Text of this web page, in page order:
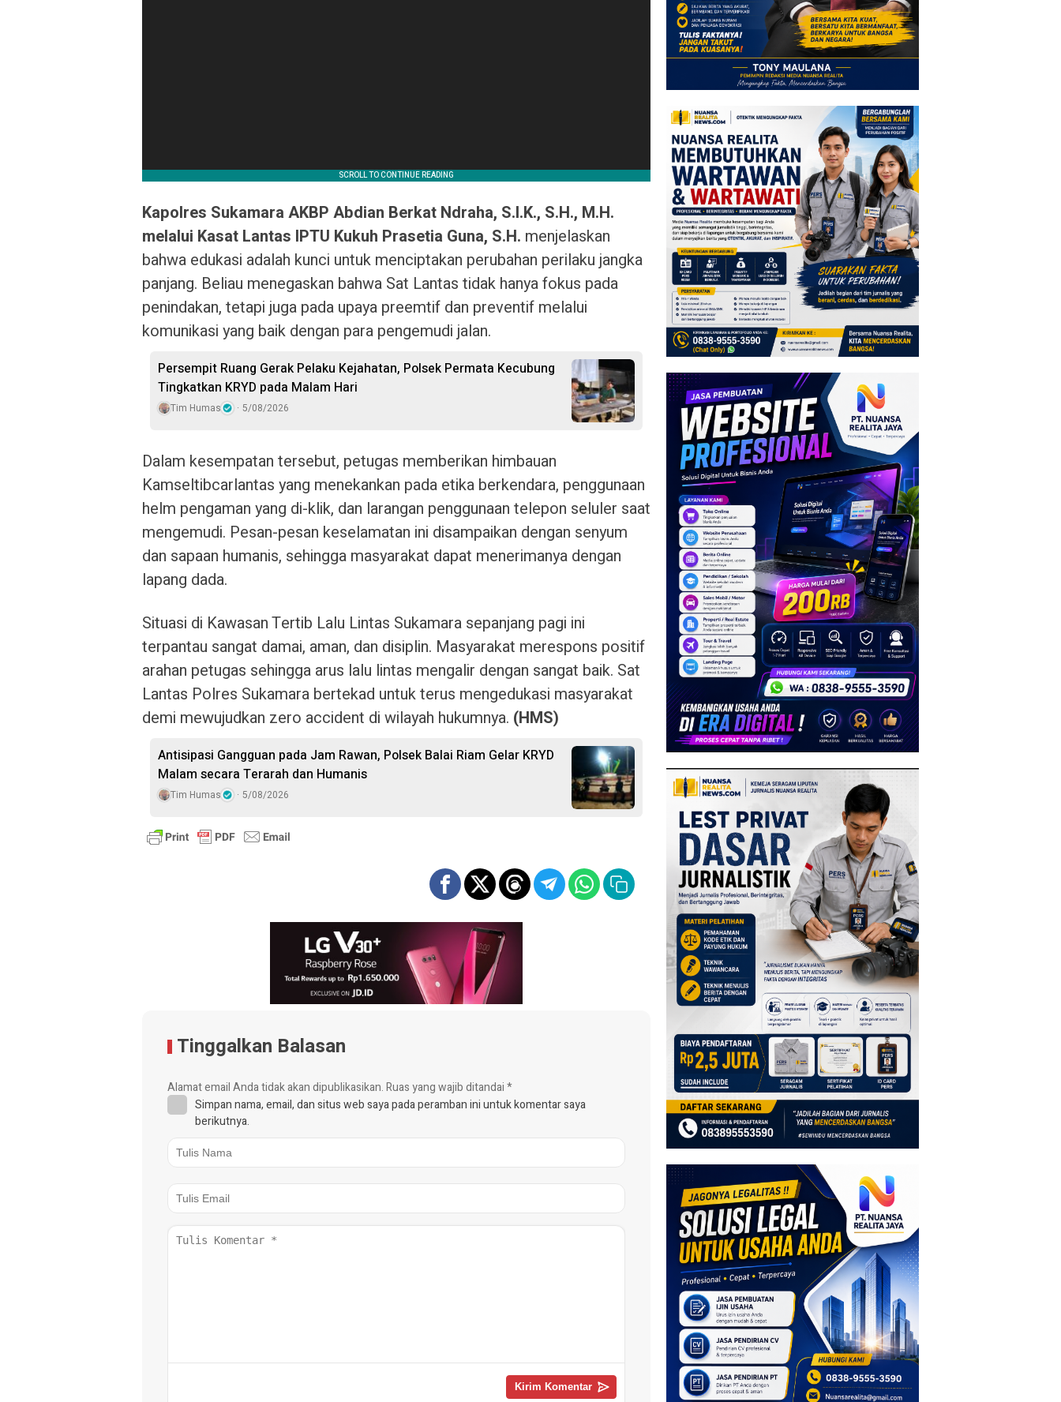
Kapolres Sukamara AKBP Abdian Berkat Ndraha, S.I.K., S.H., M.H.
melalui Kasat Lantas IPTU Kukuh Prasetia Guna, S.H. menjelaskan
bahwa edukasi adalah kunci untuk menciptakan perubahan perilaku jangka
panjang. Beliau menegaskan bahwa Sat Lantas tidak hanya fokus pada
penindakan, tetapi juga pada upaya preemtif dan preventif melalui
komunikasi yang baik dengan para pengemudi jalan.
Persempit Ruang Gerak Pelaku Kejahatan, Polsek Permata Kecubung
Tingkatkan KRYD pada Malam Hari
Tim Humas 5/08/2026
Dalam kesempatan tersebut, petugas memberikan himbauan
Kamseltibcarlantas yang menekankan pada etika berkendara, penggunaan
helm pengaman yang di-klik, dan larangan penggunaan telepon seluler saat
mengemudi. Pesan-pesan keselamatan ini disampaikan dengan senyum
dan sapaan humanis, sehingga masyarakat dapat menerimanya dengan
lapang dada.
Situasi di Kawasan Tertib Lalu Lintas Sukamara sepanjang pagi ini
terpantau sangat damai, aman, dan disiplin. Masyarakat merespons positif
arahan petugas sehingga arus lalu lintas mengalir dengan sangat baik. Sat
Lantas Polres Sukamara bertekad untuk terus mengedukasi masyarakat
demi mewujudkan zero accident di wilayah hukumnya. (HMS)
Antisipasi Gangguan pada Jam Rawan, Polsek Balai Riam Gelar KRYD
Malam secara Terarah dan Humanis
Tim Humas 5/08/2026
Tinggalkan Balasan
Alamat email Anda tidak akan dipublikasikan.Ruas yang wajib ditandai*
Simpan nama, email, dan situs web saya pada peramban ini untuk komentar saya
berikutnya.